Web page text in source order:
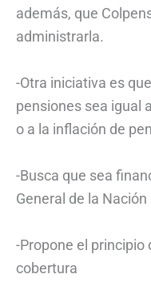
además, que
administrarla.
-Otra iniciativa es
pensiones sea igual
o a la inflación de
-Busca que sea
General de la Nación
-Propone el principio
cobertura